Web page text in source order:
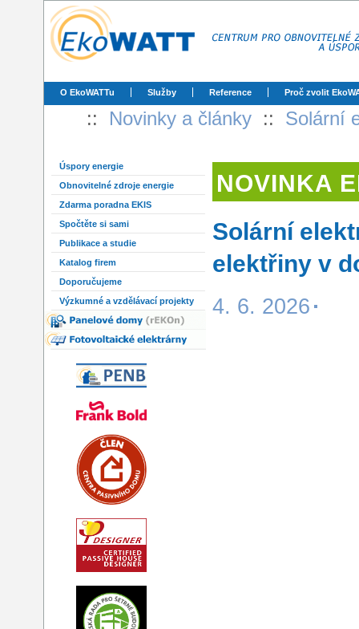
O EkoWATTu Služby Reference Proč zvolit
:: Novinky a články :: Solární
Úspory energie
Obnovitelné zdroje energie
Zdarma poradna EKIS
Spočtěte si sami
Publikace a studie
Katalog firem
Doporučujeme
Výzkumné a vzdělávací projekty
NOVINKA
Solární
elektřiny v
4. 6. 2026